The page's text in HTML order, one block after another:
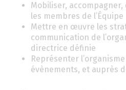
Mobiliser,
les membres de l’Équipe
Mettre en œuvre les
communication de
directrice définie
Représenter
évènements, et auprès